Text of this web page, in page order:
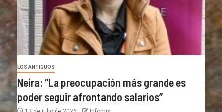
LOS ANTIGUOS
Neira: “La preocupación más grande es
poder seguir afrontando salarios”